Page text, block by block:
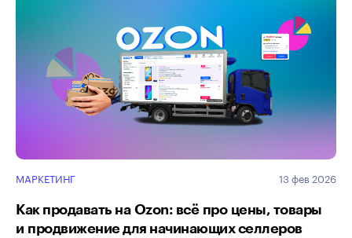
МАРКЕТИНГ 13 фев 2026
Как продавать на Ozon: всё про цены, товары
и продвижение для начинающих селлеров